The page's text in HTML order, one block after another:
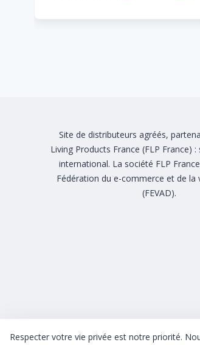
Site de distributeurs agréés,
Living Products France (FLP France) :
international. La société FLP
Fédération du e-commerce et de la
(FEVAD).
Respecter votre vie privée est notre priorité.